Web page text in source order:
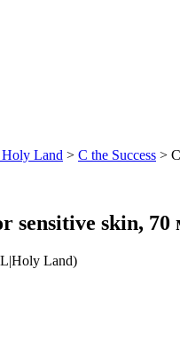
Land > C the Success >
sensitive skin, 70
Land)